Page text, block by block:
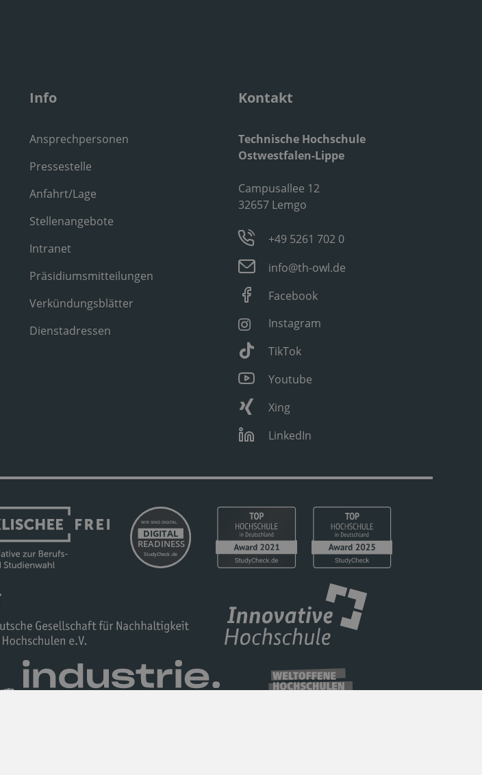
Info
Ansprechpersonen
Pressestelle
Anfahrt/Lage
Stellenangebote
Intranet
Präsidiumsmitteilungen
Verkündungsblätter
Dienstadressen
Kontakt
Technische Hochschule
Ostwestfalen-Lippe
Campusallee 12
32657 Lemgo
+49 5261 702 0
info@th-owl.de
Facebook
Instagram
TikTok
Youtube
Xing
LinkedIn